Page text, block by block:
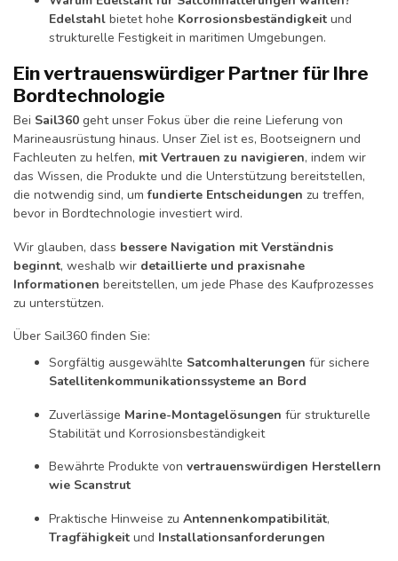
Edelstahl bietet hohe Korrosionsbeständigkeit und
strukturelle Festigkeit in maritimen Umgebungen.
Ein vertrauenswürdiger Partner für Ihre
Bordtechnologie
Bei Sail360 geht unser Fokus über die reine Lieferung von
Marineausrüstung hinaus. Unser Ziel ist es, Bootseignern und
Fachleuten zu helfen, mit Vertrauen zu navigieren, indem wir
das Wissen, die Produkte und die Unterstützung bereitstellen,
die notwendig sind, umfundierte Entscheidungen zu treffen,
bevor in Bordtechnologie investiert wird.
Wir glauben, dass bessere Navigation mit Verständnis
beginnt, weshalb wir detaillierte und praxisnahe
Informationen bereitstellen, um jede Phase des Kaufprozesses
zu unterstützen.
Über Sail360 finden Sie:
Sorgfältig ausgewählte Satcomhalterungen für sichere
Satellitenkommunikationssysteme an Bord
Zuverlässige Marine-Montagelösungen für strukturelle
Stabilität und Korrosionsbeständigkeit
Bewährte Produkte von vertrauenswürdigen Herstellern
wie Scanstrut
Praktische Hinweise zu Antennenkompatibilität,
Tragfähigkeit und Installationsanforderungen